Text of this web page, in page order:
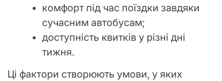
комфорт під час поїздки завдяки
сучасним автобусам;
доступність квитків у різні дні
тижня.
Ці фактори створюють умови, у яких